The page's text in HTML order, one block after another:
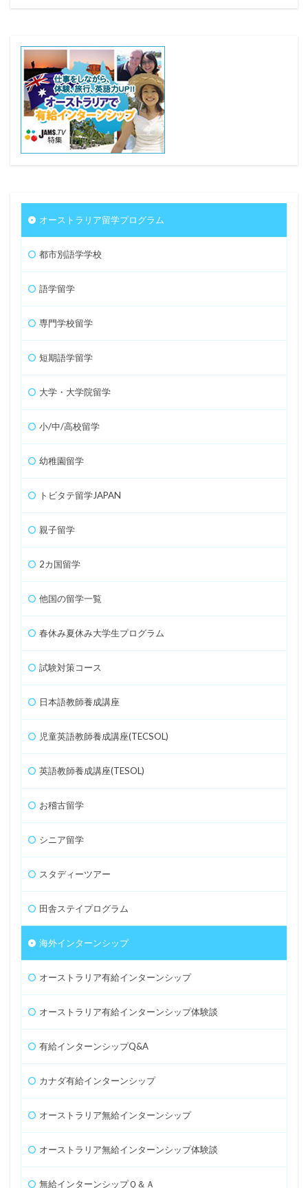
オーストラリア留学プログラム
都市別語学学校
語学留学
専門学校留学
短期語学留学
大学・大学院留学
小/中/高校留学
幼稚園留学
トビタテ留学JAPAN
親子留学
2カ国留学
他国の留学一覧
春休み夏休み大学生プログラム
試験対策コース
日本語教師養成講座
児童英語教師養成講座(TECSOL)
英語教師養成講座(TESOL)
お稽古留学
シニア留学
スタディーツアー
田舎ステイプログラム
海外インターンシップ
オーストラリア有給インターンシップ
オーストラリア有給インターンシップ体験談
有給インターンシップQ&A
カナダ有給インターンシップ
オーストラリア無給インターンシップ
オーストラリア無給インターンシップ体験談
無給インターンシップＱ＆Ａ